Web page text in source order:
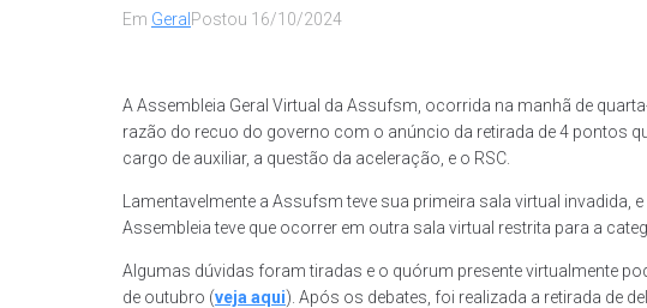
Em Geral Postou 16/10/2024
A Assembleia Geral Virtual da Assufsm, ocorrida na manhã de
razão do recuo do governo com o anúncio da retirada de 4 pontos
cargo de auxiliar, a questão da aceleração, e o RSC.
Lamentavelmente a Assufsm teve sua primeira sala virtual
Assembleia teve que ocorrer em outra sala virtual restrita para a
Algumas dúvidas foram tiradas e o quórum presente virtualmente
de outubro (veja aqui). Após os debates, foi realizada a retirada de